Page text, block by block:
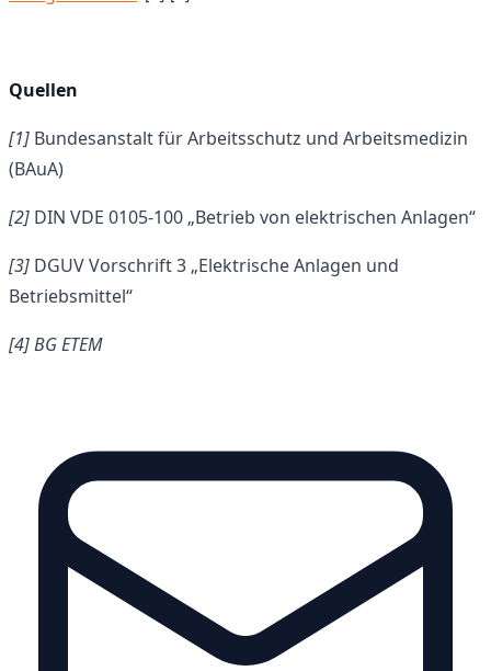
Quellen
[1] Bundesanstalt für Arbeitsschutz und Arbeitsmedizin
(BAuA)
[2] DIN VDE 0105-100 „Betrieb von elektrischen Anlagen“
[3] DGUV Vorschrift 3 „Elektrische Anlagen und
Betriebsmittel“
[4] BG ETEM